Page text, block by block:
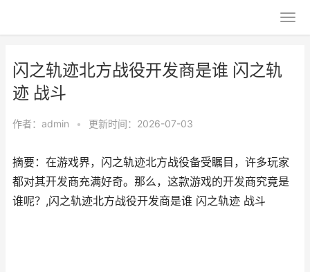
闪之轨迹北方战役开发商是谁 闪之轨
迹 战斗
作者： admin • 更新时间：2026-07-03
摘要：在游戏界，闪之轨迹北方战役备受瞩目，许多玩家
都对其开发商充满好奇。那么，这款游戏的开发商究竟是
谁呢？,闪之轨迹北方战役开发商是谁 闪之轨迹 战斗